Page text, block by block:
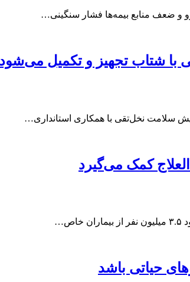
و ضعف منابع بیمه‌ها فشار سنگینی…
با شتاب تجهیز و تکمیل می‌شود
سلامت نخل‌تقی با همکاری استانداری…
کمک می‌گیرد
حیاتی باشد